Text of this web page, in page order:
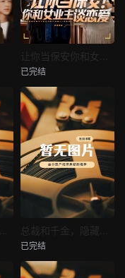
未知
已完结
热播
未知
已完结